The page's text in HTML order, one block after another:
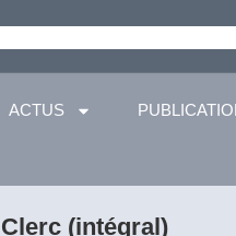
ACTUS
(intégral)